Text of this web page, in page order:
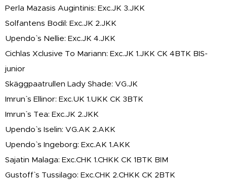
Perla Mazasis Augintinis: Exc.JK 3.JKK
Solfantens Bodil: Exc.JK 2.JKK
Upendo` s Nellie: Exc.JK 4.JKK
Cichlas Xclusive To Mariann: Exc.JK 1.JKK CK 4BTK BIS-
junior
Skäggpaatrullen Lady Shade: VG.JK
Imrun` s Ellinor: Exc.UK 1.UKK CK 3BTK
Imrun` s Tea: Exc.JK 2.JKK
Upendo` s Iselin: VG.AK 2.AKK
Upendo` s Ingeborg: Exc.AK 1.AKK
Sajatin Malaga: Exc.CHK 1.CHKK CK 1BTK BIM
Gustoff` s Tussilago: Exc.CHK 2.CHKK CK 2BTK